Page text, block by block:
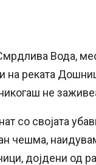
Вода,
на реката
не
со својата
чешма,
дојдени од